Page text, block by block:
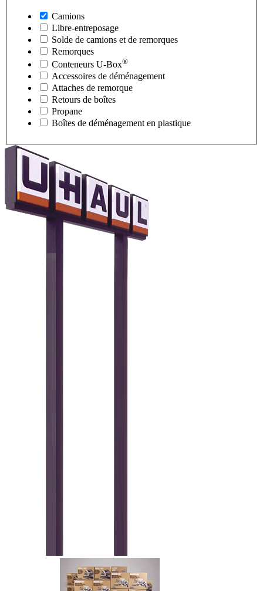
Camions
Libre-entreposage
Solde de camions et de remorques
Remorques
Conteneurs U-Box®
Accessoires de déménagement
Attaches de remorque
Retours de boîtes
Propane
Boîtes de déménagement en plastique